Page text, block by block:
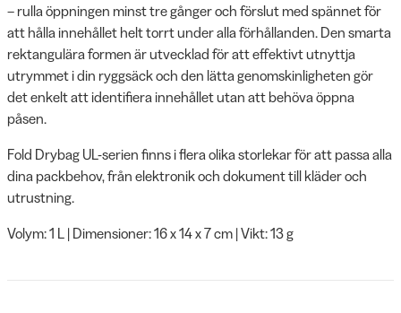
– rulla öppningen minst tre gånger och förslut med spännet för
att hålla innehållet helt torrt under alla förhållanden. Den smarta
rektangulära formen är utvecklad för att effektivt utnyttja
utrymmet i din ryggsäck och den lätta genomskinligheten gör
det enkelt att identifiera innehållet utan att behöva öppna
påsen.
Fold Drybag UL-serien finns i flera olika storlekar för att passa alla
dina packbehov, från elektronik och dokument till kläder och
utrustning.
Volym: 1 L | Dimensioner: 16 x 14 x 7 cm | Vikt: 13 g